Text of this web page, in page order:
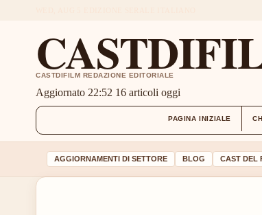
CASTDIFILM REDAZIONE EDITORIALE
Aggiornato 22:52 16 articoli oggi
PAGINA INIZIALE
AGGIORNAMENTI DI SETTORE BLOG CAST DEL